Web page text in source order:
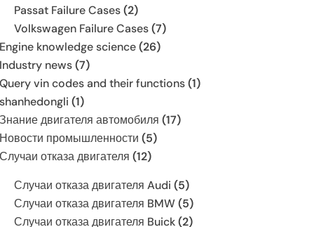
Passat Failure Cases(2)
Volkswagen Failure Cases(7)
Engine knowledge science(26)
Industry news(7)
Query vin codes and their functions(1)
shanhedongli (1)
Знание двигателя автомобиля (17)
Новости промышленности (5)
Случаи отказа двигателя (12)
Случаи отказа двигателя Audi (5)
Случаи отказа двигателя BMW(5)
Случаи отказа двигателя Buick(2)